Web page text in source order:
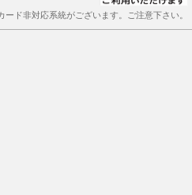
ド非対応系統がございます。ご注意下さい。